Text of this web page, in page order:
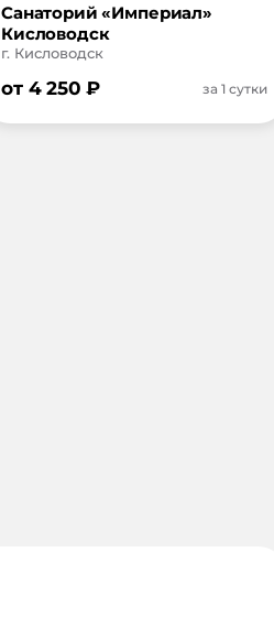
Санаторий «Империал»
Кисловодск
г. Кисловодск
от 4 250 ₽ за 1 сутки